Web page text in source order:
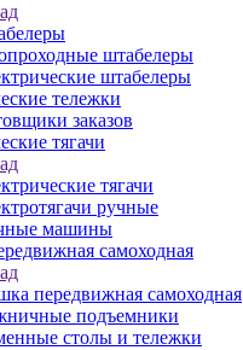
штабелеры
штабелеры
тележки
заказов
тягачи
тягачи
ручные
машины
самоходная
передвижная самоходная
подъемники
столы и тележки